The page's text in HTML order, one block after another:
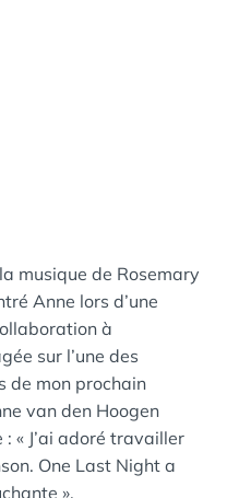
musique de Rosemary
Anne lors d’une
à
sur l’une des
de mon prochain
van den Hoogen
« J’ai adoré travailler
One Last Night a
».